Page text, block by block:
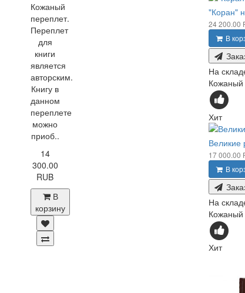
Кожаный
переплет.
Переплет
для
книги
является
авторским.
Книгу в
данном
переплете
можно
приоб..
14
300.00
RUB
В
корзину
"Коран"
24 200.00
В
На
Кожаный
Хит
Великие
17 000.00
В
На
Кожаный
Хит